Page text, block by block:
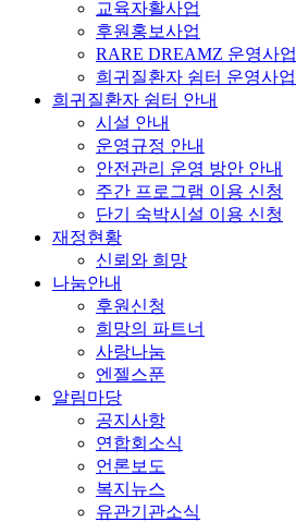
교육자활사업
후원홍보사업
RARE DREAMZ 운영사업
희귀질환자 쉼터 운영사업
희귀질환자 쉼터 안내
시설 안내
운영규정 안내
안전관리 운영 방안 안내
주간 프로그램 이용 신청
단기 숙박시설 이용 신청
재정현황
신뢰와 희망
나눔안내
후원신청
희망의 파트너
사랑나눔
엔젤스푼
알림마당
공지사항
연합회소식
언론보도
복지뉴스
유관기관소식